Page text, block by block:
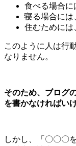
食べる場合に
寝る場合には
住むためには
このように人は行
なりません。
そのため、ブログ
を書かなければい
しかし、「〇〇〇